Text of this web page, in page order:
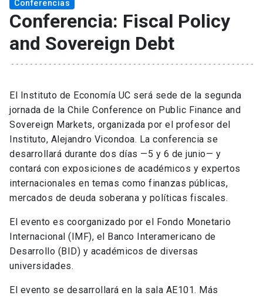
Conferencias
Conferencia: Fiscal Policy
and Sovereign Debt
El Instituto de Economía UC será sede de la segunda
jornada de la Chile Conference on Public Finance and
Sovereign Markets, organizada por el profesor del
Instituto, Alejandro Vicondoa. La conferencia se
desarrollará durante dos días —5 y 6 de junio— y
contará con exposiciones de académicos y expertos
internacionales en temas como finanzas públicas,
mercados de deuda soberana y políticas fiscales.
El evento es coorganizado por el Fondo Monetario
Internacional (IMF), el Banco Interamericano de
Desarrollo (BID) y académicos de diversas
universidades.
El evento se desarrollará en la sala AE101. Más